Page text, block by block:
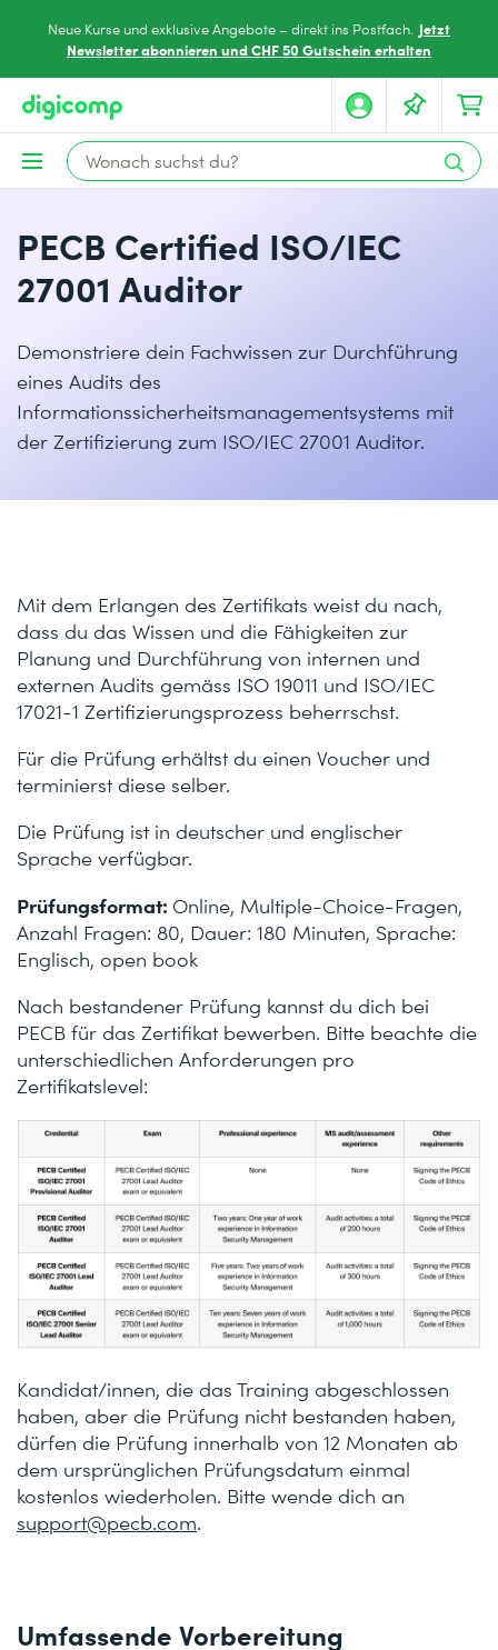
Neue Kurse und exklusive Angebote – direkt ins Postfach. Jetzt
Newsletter abonnieren und CHF 50 Gutschein erhalten
PECB Certified ISO/IEC
27001 Auditor
Demonstriere dein Fachwissen zur Durchführung
eines Audits des
Informationssicherheitsmanagementsystems mit
der Zertifizierung zum ISO/IEC 27001 Auditor.
Mit dem Erlangen des Zertifikats weist du nach,
dass du das Wissen und die Fähigkeiten zur
Planung und Durchführung von internen und
externen Audits gemäss ISO 19011 und ISO/IEC
17021-1 Zertifizierungsprozess beherrschst.
Für die Prüfung erhältst du einen Voucher und
terminierst diese selber.
Die Prüfung ist in deutscher und englischer
Sprache verfügbar.
Prüfungsformat: Online, Multiple-Choice-Fragen,
Anzahl Fragen: 80, Dauer: 180 Minuten, Sprache:
Englisch, open book
Nach bestandener Prüfung kannst du dich bei
PECB für das Zertifikat bewerben. Bitte beachte die
unterschiedlichen Anforderungen pro
Zertifikatslevel:
Kandidat/innen, die das Training abgeschlossen
haben, aber die Prüfung nicht bestanden haben,
dürfen die Prüfung innerhalb von 12 Monaten ab
dem ursprünglichen Prüfungsdatum einmal
kostenlos wiederholen. Bitte wende dich an
support@pecb.com.
Umfassende Vorbereitung